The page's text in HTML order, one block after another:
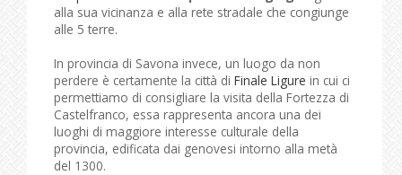
alla sua vicinanza e alla rete stradale che congiunge
alle 5 terre.
In provincia di Savona invece, un luogo da non
perdere è certamente la città di Finale Ligure in cui ci
permettiamo di consigliare la visita della Fortezza di
Castelfranco, essa rappresenta ancora una dei
luoghi di maggiore interesse culturale della
provincia, edificata dai genovesi intorno alla metà
del 1300.